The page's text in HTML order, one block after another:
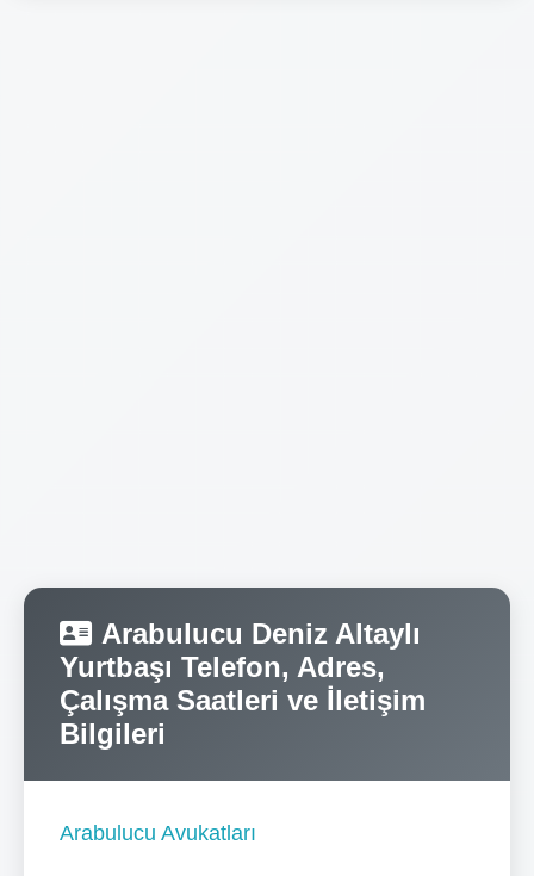
Arabulucu Deniz Altaylı
Yurtbaşı Telefon, Adres,
Çalışma Saatleri ve İletişim
Bilgileri
Arabulucu Avukatları